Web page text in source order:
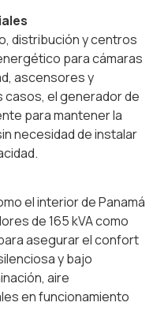
distribución y centros
para cámaras
ascensores y
el generador de
para mantener la
necesidad de instalar
el interior de Panamá
de 165 kVA como
asegurar el confort
y bajo
aire
en funcionamiento